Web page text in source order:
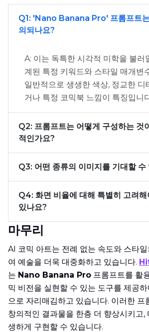
Q1: 'Nano Banana Pro' 프롬프트
의되나요?
A: 이는 독특한 시각적 미학을 불러
계된 특정 키워드와 스타일 매개변
일반적으로 생생한 색상, 정교한 디
거나 특정 코믹북 느낌이 특징입니
Q2: 프롬프트는 어떻게 구성하는 것
적인가요?
Q3: 어떤 종류의 이미지를 기대할 수
Q4: 화면 비율에 대해 특별히 고려해
있나요?
마무리
AI 코믹 아트는 전례 없는 속도와 스타
여 예술을 더욱 대중화하고 있습니다.
는 Nano Banana Pro 프롬프트를 활
믹 비전을 실현할 수 있는 도구를 제공
으로 자리매김하고 있습니다. 이러한 프
창의적인 결과물을 한층 더 향상시키고,
생하게 구현할 수 있습니다.